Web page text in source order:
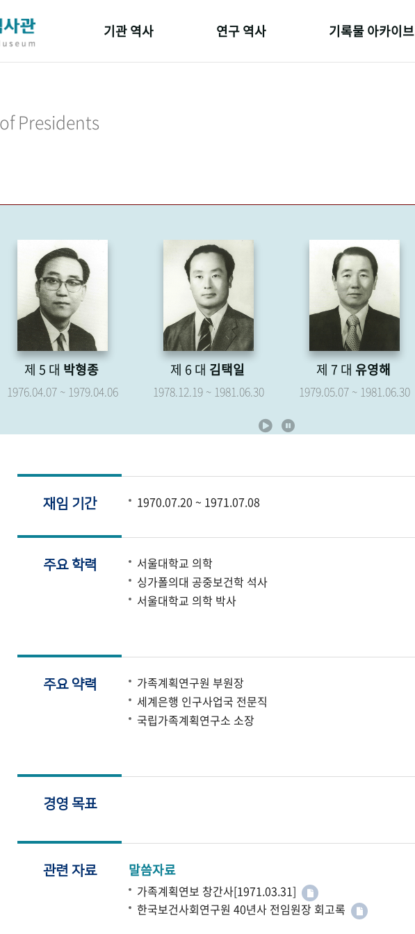
기관 역사 연구 역사 기록물 아카이브
Presidents
제 5 대 박형종
1976.04.07 ~ 1979.04.06
제 6 대 김택일
1978.12.19 ~ 1981.06.30
제 7 대 유영해
1979.05.07 ~ 1981.06.30
재임 기간 1970.07.20 ~ 1971.07.08
주요 학력
서울대학교 의학
싱가폴의대 공중보건학 석사
서울대학교 의학 박사
주요 약력
가족계획연구원 부원장
세계은행 인구사업국 전문직
국립가족계획연구소 소장
경영 목표
관련 자료 말씀자료
가족계획연보 창간사[1971.03.31]
한국보건사회연구원 40년사 전임원장 회고록